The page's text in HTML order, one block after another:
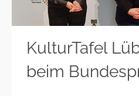
KulturTafel
beim